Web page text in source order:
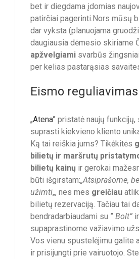
bet ir diegdama įdomias
patirčiai pagerinti.Nors mūsų
dar vyksta (planuojama
daugiausia dėmesio skiriame
apžvelgiami svarbūs
per kelias pastarąsias
Eismo reguliavimas
„Atena” pristatė naujų funkcijų,
suprasti kiekvieno kliento
Ką tai reiškia jums? Tikėkitės
bilietų ir maršrutų
bilietų kainų ir gerokai
būti išgirstam:„Atsiprašome,
užimti„, nes mes greičiau
bilietų rezervaciją. Tačiau tai
bendradarbiaudami su ” Bolt”
supaprastinome važiavimo
Vos vienu spustelėjimu galite
ir prisijungti prie vairuotojo.